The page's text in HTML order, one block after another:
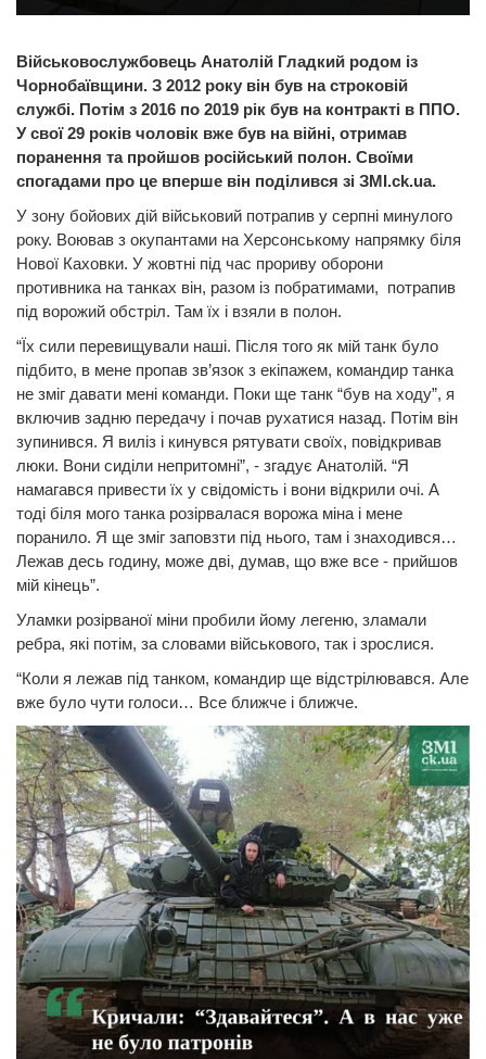
Військовослужбовець Анатолій Гладкий родом із
Чорнобаївщини. З 2012 року він був на строковій
службі. Потім з 2016 по 2019 рік був на контракті в ППО.
У свої 29 років чоловік вже був на війні, отримав
поранення та пройшов російський полон. Своїми
спогадами про це вперше він поділився зі ЗМІ.ck.ua.
У зону бойових дій військовий потрапив у серпні минулого
року. Воював з окупантами на Херсонському напрямку біля
Нової Каховки. У жовтні під час прориву оборони
противника на танках він, разом із побратимами, потрапив
під ворожий обстріл. Там їх і взяли в полон.
“Їх сили перевищували наші. Після того як мій танк було
підбито, в мене пропав зв’язок з екіпажем, командир танка
не зміг давати мені команди. Поки ще танк “був на ходу”, я
включив задню передачу і почав рухатися назад. Потім він
зупинився. Я виліз і кинувся рятувати своїх, повідкривав
люки. Вони сиділи непритомні”, - згадує Анатолій. “Я
намагався привести їх у свідомість і вони відкрили очі. А
тоді біля мого танка розірвалася ворожа міна і мене
поранило. Я ще зміг заповзти під нього, там і знаходився…
Лежав десь годину, може дві, думав, що вже все - прийшов
мій кінець”.
Уламки розірваної міни пробили йому легеню, зламали
ребра, які потім, за словами військового, так і зрослися.
“Коли я лежав під танком, командир ще відстрілювався. Але
вже було чути голоси… Все ближче і ближче.